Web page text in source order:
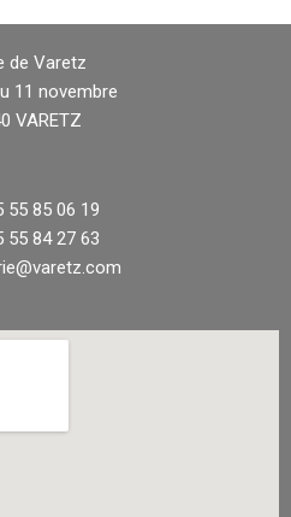
de Varetz
11 novembre
VARETZ
55 85 06 19
55 84 27 63